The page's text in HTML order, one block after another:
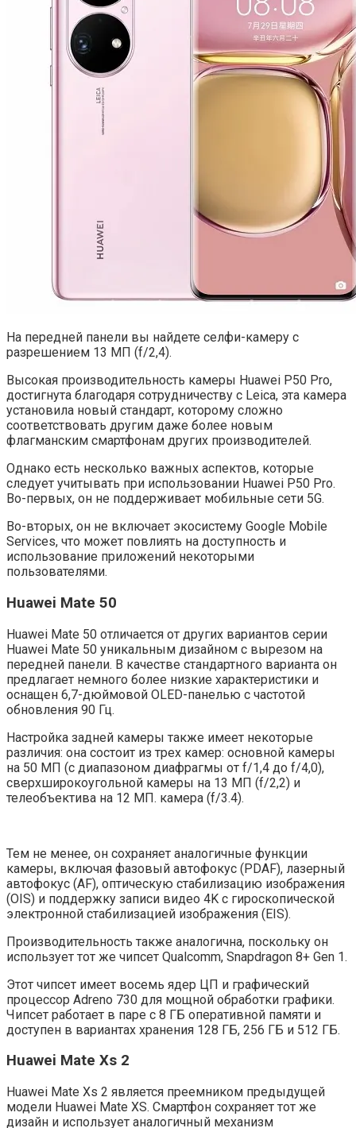
На передней панели вы найдете селфи-камеру с
разрешением 13 МП (f/2,4).
Высокая производительность камеры Huawei P50 Pro,
достигнута благодаря сотрудничеству с Leica, эта камера
установила новый стандарт, которому сложно
соответствовать другим даже более новым
флагманским смартфонам других производителей.
Однако есть несколько важных аспектов, которые
следует учитывать при использовании Huawei P50 Pro.
Во-первых, он не поддерживает мобильные сети 5G.
Во-вторых, он не включает экосистему Google Mobile
Services, что может повлиять на доступность и
использование приложений некоторыми
пользователями.
Huawei Mate 50
Huawei Mate 50 отличается от других вариантов серии
Huawei Mate 50 уникальным дизайном с вырезом на
передней панели. В качестве стандартного варианта он
предлагает немного более низкие характеристики и
оснащен 6,7-дюймовой OLED-панелью с частотой
обновления 90 Гц.
Настройка задней камеры также имеет некоторые
различия: она состоит из трех камер: основной камеры
на 50 МП (с диапазоном диафрагмы от f/1,4 до f/4,0),
сверхширокоугольной камеры на 13 МП (f/2,2) и
телеобъектива на 12 МП. камера (f/3.4).
Тем не менее, он сохраняет аналогичные функции
камеры, включая фазовый автофокус (PDAF), лазерный
автофокус (AF), оптическую стабилизацию изображения
(OIS) и поддержку записи видео 4K с гироскопической
электронной стабилизацией изображения (EIS).
Производительность также аналогична, поскольку он
использует тот же чипсет Qualcomm, Snapdragon 8+ Gen 1.
Этот чипсет имеет восемь ядер ЦП и графический
процессор Adreno 730 для мощной обработки графики.
Чипсет работает в паре с 8 ГБ оперативной памяти и
доступен в вариантах хранения 128 ГБ, 256 ГБ и 512 ГБ.
Huawei Mate Xs 2
Huawei Mate Xs 2 является преемником предыдущей
модели Huawei Mate XS. Смартфон сохраняет тот же
дизайн и использует аналогичный механизм